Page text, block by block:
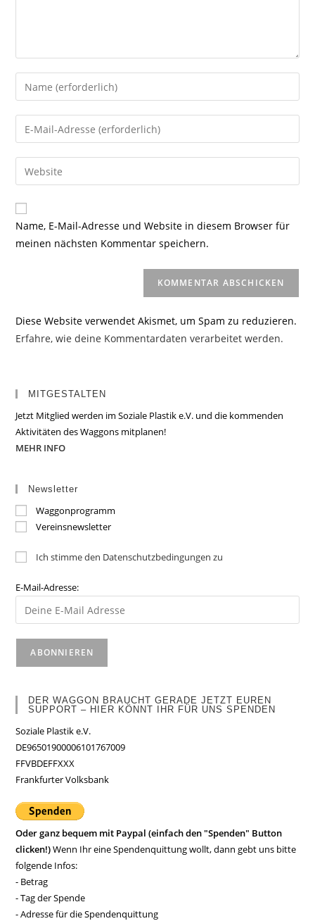
Gib
deinen
Namen
oder
zum
Kommentieren
ein
Gib
deine
E-
Mail-
zum
Kommentieren
ein
Gib
deine
Website-
URL
Name, E-Mail-Adresse und Website in diesem Browser für
meinen nächsten Kommentar speichern.
Diese Website verwendet Akismet, um Spam zu reduzieren.
Erfahre, wie deine Kommentardaten verarbeitet werden.
MITGESTALTEN
Jetzt Mitglied werden im Soziale Plastik e.V. und die kommenden
Aktivitäten des Waggons mitplanen!
MEHR INFO
Newsletter
Waggonprogramm
Vereinsnewsletter
Ich stimme den Datenschutzbedingungen zu
E-Mail-Adresse:
DER WAGGON BRAUCHT GERADE JETZT EUREN
SUPPORT – HIER KÖNNT IHR FÜR UNS SPENDEN
Soziale Plastik e.V.
DE96501900006101767009
FFVBDEFFXXX
Frankfurter Volksbank
Oder ganz bequem mit Paypal (einfach den "Spenden" Button
clicken!)Wenn Ihr eine Spendenquittung wollt, dann gebt uns bitte
folgende Infos:
- Betrag
- Tag der Spende
- Adresse für die Spendenquittung